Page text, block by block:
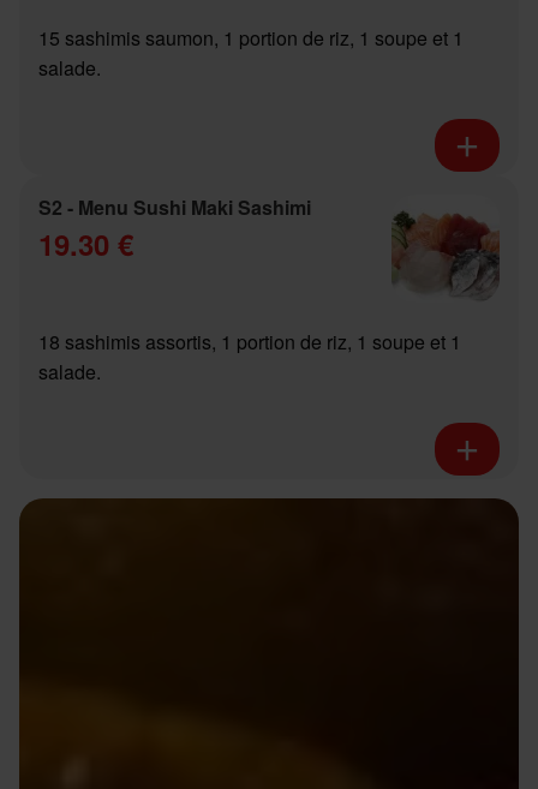
15 sashimis saumon, 1 portion de riz, 1 soupe et 1
salade.
S2 - Menu Sushi Maki Sashimi
19.30 €
18 sashimis assortis, 1 portion de riz, 1 soupe et 1
salade.